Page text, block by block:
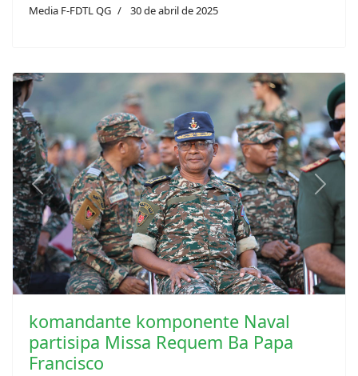
Media F-FDTL QG 30 de abril de 2025
Previous Next
komandante komponente Naval
partisipa Missa Requem Ba Papa
Francisco